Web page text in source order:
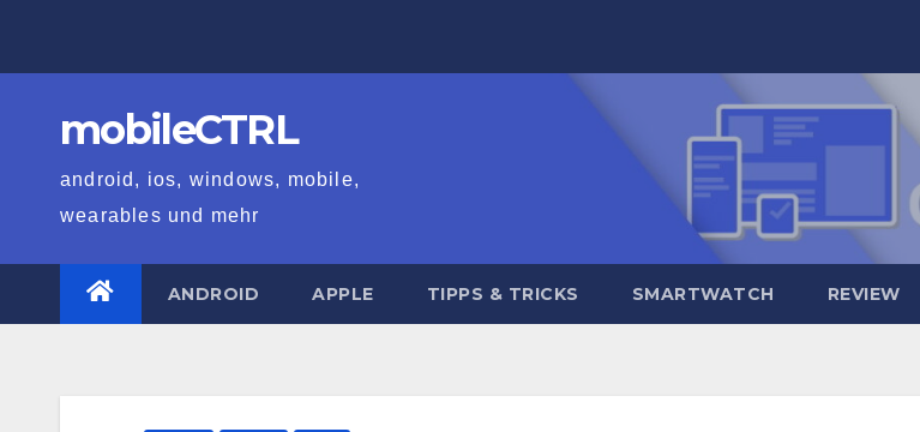
mobileCTRL
android, ios, windows, mobile,
wearables und mehr
ANDROID APPLE TIPPS & TRICKS SMARTWATCH REVIEW